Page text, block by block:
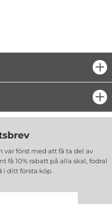
var först med att få ta del av
få 10% rabatt på alla skal, fodral
i ditt första köp.